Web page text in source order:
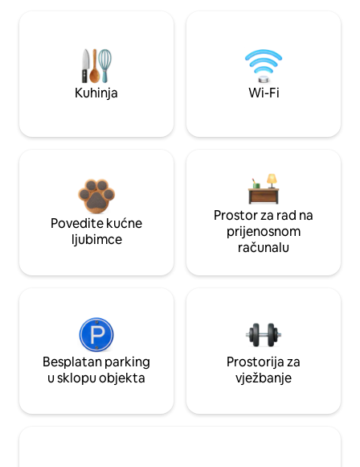
Kuhinja Wi-Fi
Povedite kućne
ljubimce
Prostor za rad na
prijenosnom
računalu
Besplatan parking
u sklopu objekta
Prostorija za
vježbanje